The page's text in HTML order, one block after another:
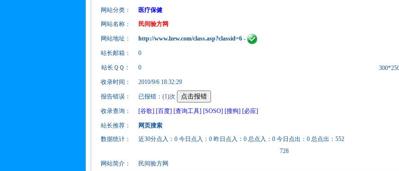
网站分类： 医疗保健
网站名称： 民间验方网
网站地址： http://www.lzew.com/class.asp?classid=6 -
站长邮箱： 0
站长ＱＱ： 0
收录时间： 2010/9/6 18:32:29
报告错误： 已报错：(1)次
收录查询： [谷歌] [百度] [查询工具] [SOSO] [搜狗] [必应]
站长推荐：
网页搜索
数据统计：
近30分点入：0 今日点入：0 昨日点入：0 总点入：0 今日点出：0 总点出：552
728
网站简介：
民间验方网